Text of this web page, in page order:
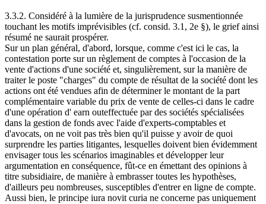
3.3.2. Considéré à la lumière de la jurisprudence susmentionnée
touchant les motifs imprévisibles (cf. consid. 3.1, 2e §), le grief ainsi
résumé ne saurait prospérer.
Sur un plan général, d'abord, lorsque, comme c'est ici le cas, la
contestation porte sur un règlement de comptes à l'occasion de la
vente d'actions d'une société et, singulièrement, sur la manière de
traiter le poste "charges" du compte de résultat de la société dont les
actions ont été vendues afin de déterminer le montant de la part
complémentaire variable du prix de vente de celles-ci dans le cadre
d'une opération d' earn outeffectuée par des sociétés spécialisées
dans la gestion de fonds avec l'aide d'experts-comptables et
d'avocats, on ne voit pas très bien qu'il puisse y avoir de quoi
surprendre les parties litigantes, lesquelles doivent bien évidemment
envisager tous les scénarios imaginables et développer leur
argumentation en conséquence, fût-ce en émettant des opinions à
titre subsidiaire, de manière à embrasser toutes les hypothèses,
d'ailleurs peu nombreuses, susceptibles d'entrer en ligne de compte.
Aussi bien, le principe iura novit curia ne concerne pas uniquement